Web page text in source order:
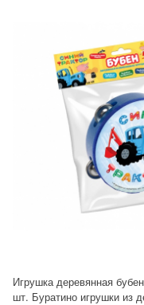
Игрушка деревянная
шт. Буратино игрушки из